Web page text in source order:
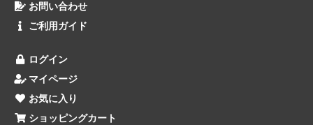
お問い合わせ
ご利用ガイド
ログイン
マイページ
お気に入り
ショッピングカート